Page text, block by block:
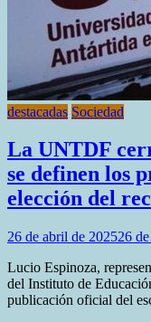
Fuego
destacadas Sociedad
La UNTDF
se definen los
elección del
26 de abril de 202526
Lucio Espinoza,
del Instituto de
publicación oficial del